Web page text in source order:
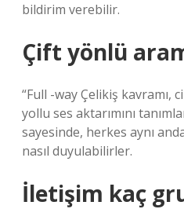
bildirim verebilir.
Çift yönlü
“Full -way Çelikiş kavramı,
yollu ses aktarımını
sayesinde, herkes aynı
nasıl duyulabilirler.
İletişim kaç